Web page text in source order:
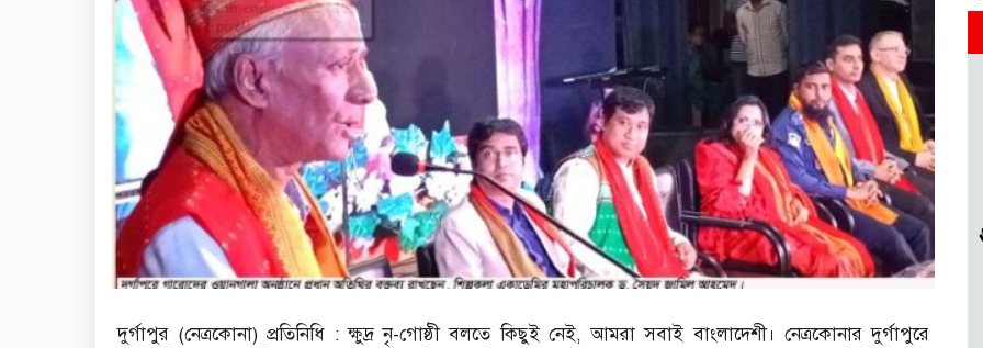
দুর্গাপুর (নেত্রকোনা) প্রতিনিধি : ক্ষুদ্র নৃ-গোষ্ঠী বলতে কিছুই নেই, আমরা সবাই বাংলাদেশী। নেত্রকোনার দুর্গাপুরে